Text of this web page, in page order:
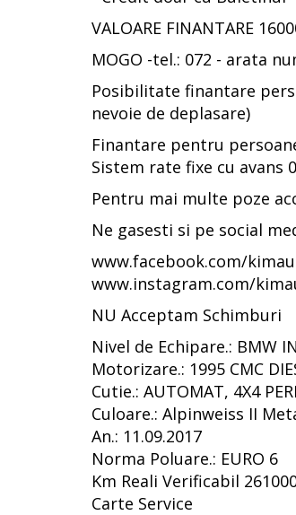
VALOARE FINANTARE
MOGO -tel.: 072 - arata
Posibilitate finantare
nevoie de deplasare)
Finantare pentru
Sistem rate fixe cu avans 0
Pentru mai multe poze
Ne gasesti si pe social
www.facebook.com/
www.instagram.com/
NU Acceptam Schimburi
Nivel de Echipare.: BMW
Motorizare.: 1995 CMC
Cutie.: AUTOMAT, 4X4
Culoare.: Alpinweiss II
An.: 11.09.2017
Norma Poluare.: EURO 6
Km Reali Verificabil
Carte Service